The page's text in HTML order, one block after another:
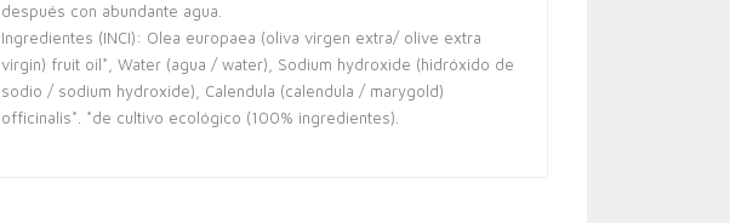
después con abundante agua.
Ingredientes (INCI): Olea europaea (oliva virgen extra/ olive extra
virgin) fruit oil*, Water (agua / water), Sodium hydroxide (hidróxido de
sodio / sodium hydroxide), Calendula (calendula / marygold)
officinalis*. *de cultivo ecológico (100% ingredientes).